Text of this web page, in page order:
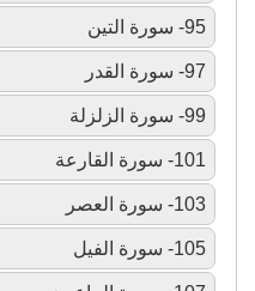
95- سورة التين
97- سورة القدر
99- سورة الزلزلة
101- سورة القارعة
103- سورة العصر
105- سورة الفيل